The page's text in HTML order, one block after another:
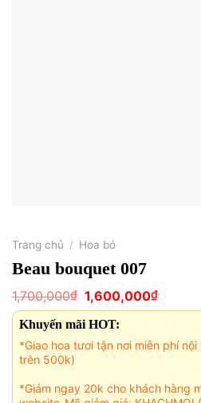
Trang chủ / Hoa bó
Beau bouquet 007
1,700,000₫ Giá
gốc
là:
1,700,000₫.
1,600,000₫Giá
hiện
Khuyến mãi HOT:
*Giao hoa tươi tận nơi miễn phí
trên 500k)
*Giảm ngay 20k cho khách hàng